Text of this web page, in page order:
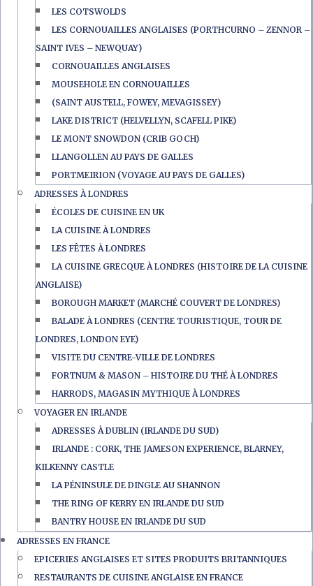
LES COTSWOLDS
LES CORNOUAILLES ANGLAISES (PORTHCURNO – ZENNOR –
SAINT IVES – NEWQUAY)
CORNOUAILLES ANGLAISES
MOUSEHOLE EN CORNOUAILLES
(SAINT AUSTELL, FOWEY, MEVAGISSEY)
LAKE DISTRICT (HELVELLYN, SCAFELL PIKE)
LE MONT SNOWDON (CRIB GOCH)
LLANGOLLEN AU PAYS DE GALLES
PORTMEIRION (VOYAGE AU PAYS DE GALLES)
ADRESSES À LONDRES
ÉCOLES DE CUISINE EN UK
LA CUISINE À LONDRES
LES FÊTES À LONDRES
LA CUISINE GRECQUE À LONDRES (HISTOIRE DE LA CUISINE
ANGLAISE)
BOROUGH MARKET (MARCHÉ COUVERT DE LONDRES)
BALADE À LONDRES (CENTRE TOURISTIQUE, TOUR DE
LONDRES, LONDON EYE)
VISITE DU CENTRE-VILLE DE LONDRES
FORTNUM & MASON – HISTOIRE DU THÉ À LONDRES
HARRODS, MAGASIN MYTHIQUE À LONDRES
VOYAGER EN IRLANDE
ADRESSES À DUBLIN (IRLANDE DU SUD)
IRLANDE : CORK, THE JAMESON EXPERIENCE, BLARNEY,
KILKENNY CASTLE
LA PÉNINSULE DE DINGLE AU SHANNON
THE RING OF KERRY EN IRLANDE DU SUD
BANTRY HOUSE EN IRLANDE DU SUD
ADRESSES EN FRANCE
EPICERIES ANGLAISES ET SITES PRODUITS BRITANNIQUES
RESTAURANTS DE CUISINE ANGLAISE EN FRANCE